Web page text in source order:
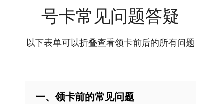
号卡常见问题答疑
以下表单可以折叠查看领卡前后的所有问题
一、领卡前的常见问题